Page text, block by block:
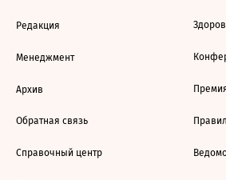
Редакция
Менеджмент
Архив
Обратная связь
Справочный центр